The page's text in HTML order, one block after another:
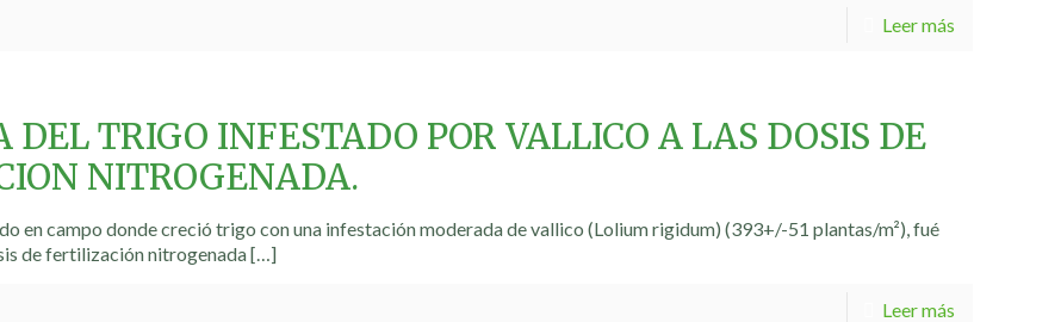
Leer más
DEL TRIGO INFESTADO POR VALLICO A LAS DOSIS DE
NITROGENADA.
en campo donde creció trigo con una infestación moderada de vallico (Lolium rigidum) (393+/-51 plantas/m²), fué
de fertilización nitrogenada[…]
Leer más